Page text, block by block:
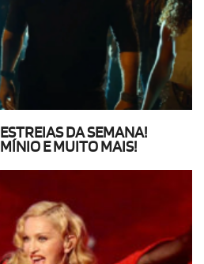
DA SEMANA!
E MUITO MAIS!